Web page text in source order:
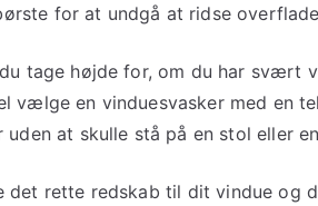
for at undgå at ridse
tage højde for, om du har
vælge en vinduesvasker med en
uden at skulle stå på en stol eller
det rette redskab til dit vindue og